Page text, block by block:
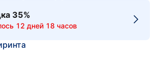
35%
12 дней 18 часов